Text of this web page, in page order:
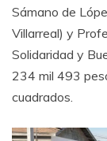
Sámano de
Villarreal) y
Solidaridad y
234 mil 493
cuadrados.